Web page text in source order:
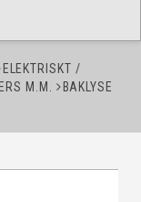
ELEKTRISKT /
M.M.
BAKLYSE